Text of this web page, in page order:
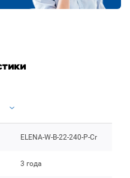
ELENA-W-B-22-240-P-Cr
3 года